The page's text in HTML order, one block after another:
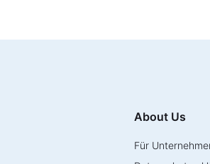
About Us
Für